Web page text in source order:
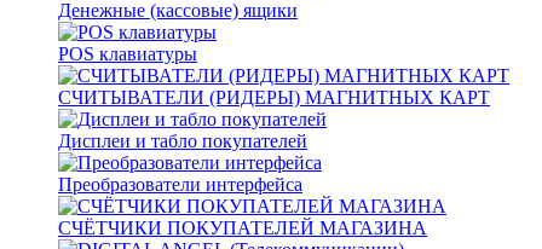
Денежные (кассовые) ящики
POS клавиатуры
СЧИТЫВАТЕЛИ (РИДЕРЫ) МАГНИТНЫХ КАРТ
Дисплеи и табло покупателей
Преобразователи интерфейса
СЧЁТЧИКИ ПОКУПАТЕЛЕЙ МАГАЗИНА